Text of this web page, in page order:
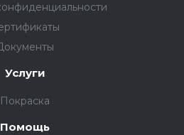
Услуги
Покраска
Помощь